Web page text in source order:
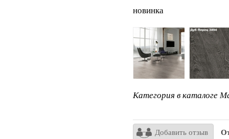
новинка
Категория в каталоге
Добавить отзыв